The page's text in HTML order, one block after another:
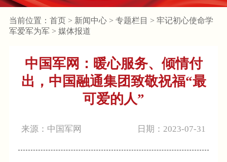
当前位置： 首页> 新闻中心> 专题栏目 > 牢记初心使命学
军爱军为军 > 媒体报道
中国军网：暖心服务、倾情付
出，中国融通集团致敬祝福“最
可爱的人”
来源：中国军网 日期：2023-07-31